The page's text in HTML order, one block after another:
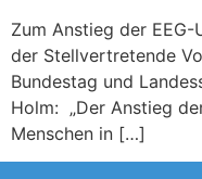
Zum Anstieg der
der Stellvertretende
Bundestag und
Holm: „Der Anstieg
Menschen in […]